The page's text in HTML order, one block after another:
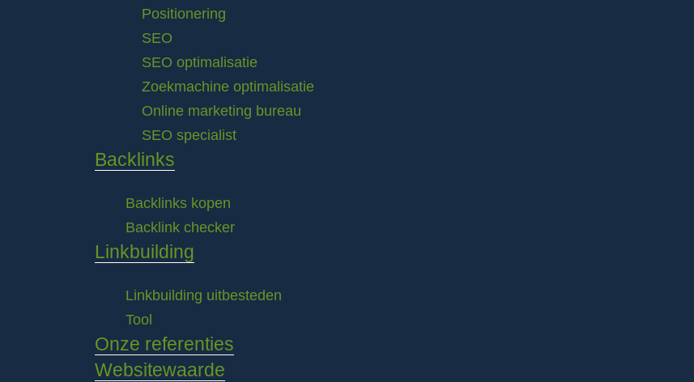
Positionering
SEO
SEO optimalisatie
Zoekmachine optimalisatie
Online marketing bureau
SEO specialist
Backlinks
Backlinks kopen
Backlink checker
Linkbuilding
Linkbuilding uitbesteden
Tool
Onze referenties
Websitewaarde